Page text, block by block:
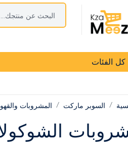
كل الفئات
السوبر ماركت المشروبات